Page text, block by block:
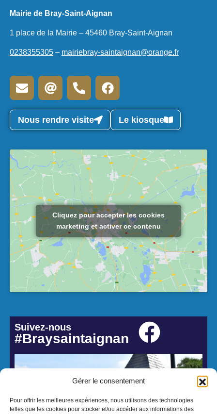
Gérer le consentement
Pour offrir les meilleures expériences, nous utilisons des technologies
telles que les cookies pour stocker et/ou accéder aux informations des
Mairie de Bray-Saint-Aignan
1 place de la Mairie – 45460 Bray-Saint-Aignan
0238355305 – mairiebray-saintaignan@orange.fr
Nous rendre visite Le kiosque
Cliquez pour accepter les cookies
marketing et activer ce contenu
Suivez-nous
#Braysaintaignan